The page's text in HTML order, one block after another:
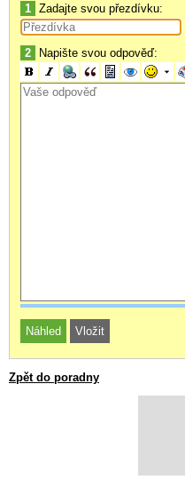
1 Zadajte svou přezdívku:
2 Napište svou odpověď:
Zpět do poradny